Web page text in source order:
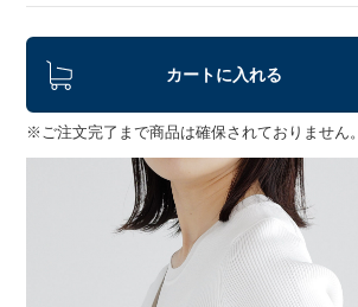
カートに入れる
※ご注文完了まで商品は確保されておりません。